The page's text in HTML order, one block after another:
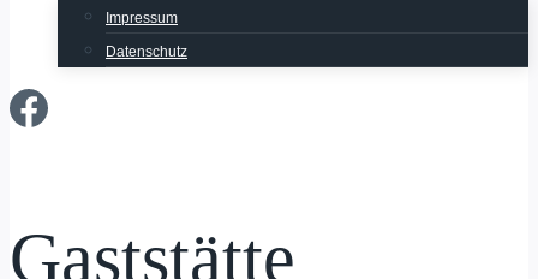
Impressum
Datenschutz
Gaststätte